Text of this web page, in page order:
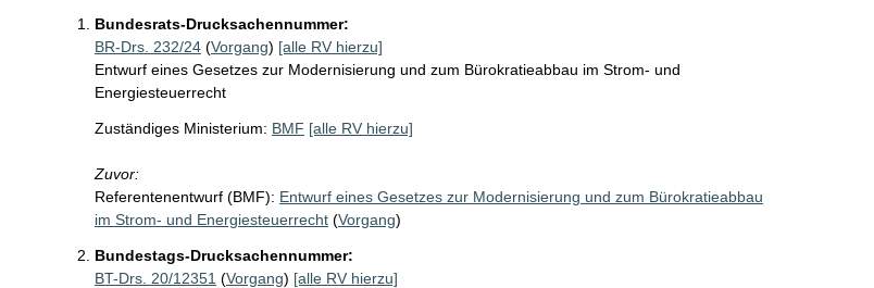
Bundesrats-Drucksachennummer:
BR-Drs. 232/24(Vorgang) [alle RV hierzu]
Entwurf eines Gesetzes zur Modernisierung und zum Bürokratieabbau im Strom- und
Energiesteuerrecht
Zuständiges Ministerium: BMF [alle RV hierzu]
Zuvor:
Referentenentwurf (BMF): Entwurf eines Gesetzes zur Modernisierung und zum Bürokratieabbau
im Strom- und Energiesteuerrecht(Vorgang)
Bundestags-Drucksachennummer:
BT-Drs. 20/12351 (Vorgang) [alle RV hierzu]